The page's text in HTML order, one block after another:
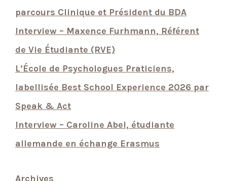
parcours Clinique et Président du BDA
Interview – Maxence Furhmann, Référent
de Vie Étudiante (RVE)
L’École de Psychologues Praticiens,
labellisée Best School Experience 2026 par
Speak & Act
Interview – Caroline Abel, étudiante
allemande en échange Erasmus
Archives